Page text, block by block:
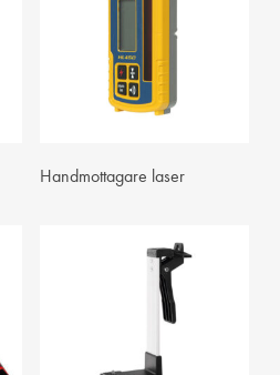
Visa
Handmottagare laser